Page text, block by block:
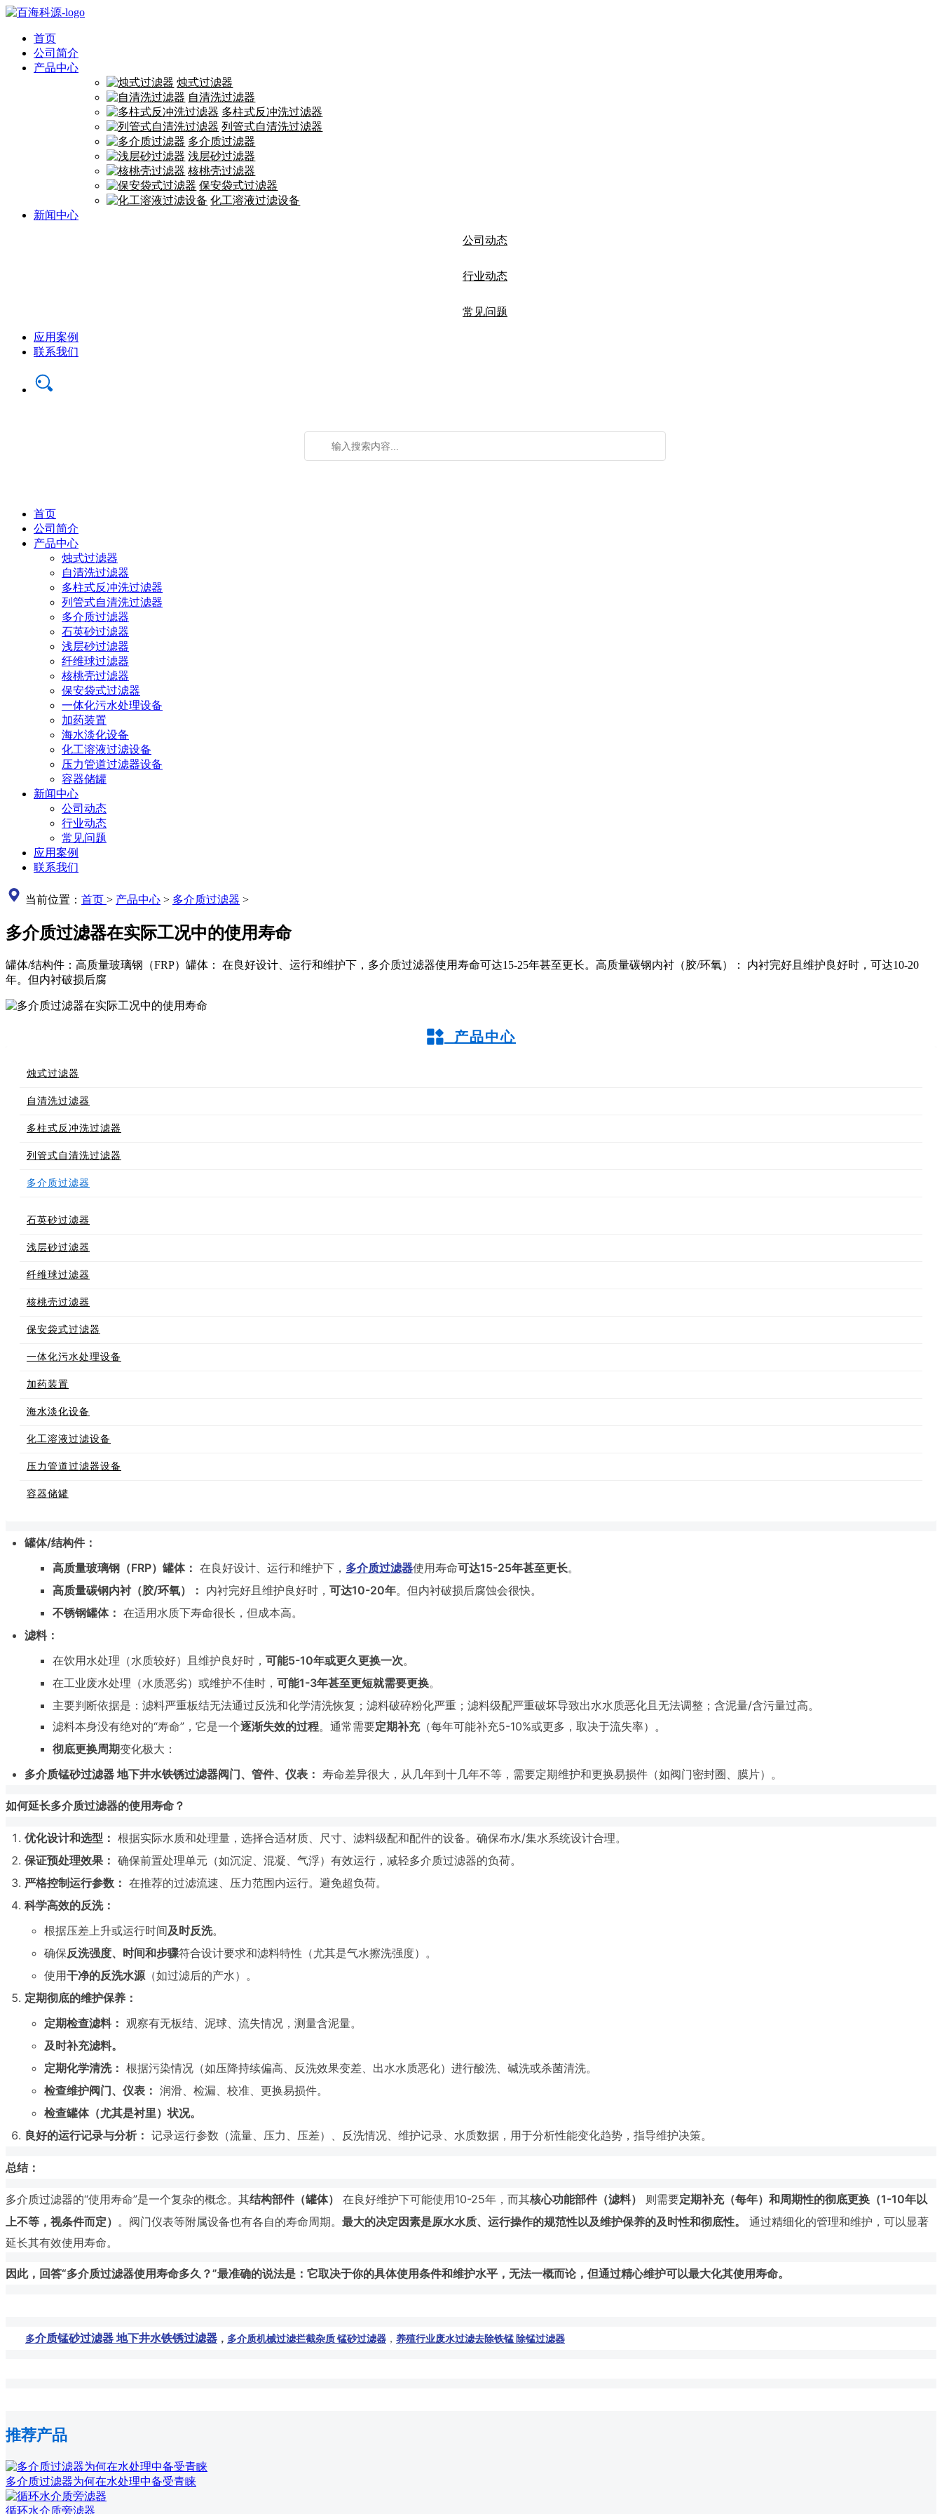
首页
公司简介
产品中心
烛式过滤器
自清洗过滤器
多柱式反冲洗过滤器
列管式自清洗过滤器
多介质过滤器
浅层砂过滤器
核桃壳过滤器
保安袋式过滤器
化工溶液过滤设备
新闻中心
公司动态
行业动态
常见问题
应用案例
联系我们
首页
公司简介
产品中心
烛式过滤器
自清洗过滤器
多柱式反冲洗过滤器
列管式自清洗过滤器
多介质过滤器
石英砂过滤器
浅层砂过滤器
纤维球过滤器
核桃壳过滤器
保安袋式过滤器
一体化污水处理设备
加药装置
海水淡化设备
化工溶液过滤设备
压力管道过滤器设备
容器储罐
新闻中心
公司动态
行业动态
常见问题
应用案例
联系我们
当前位置： 首页 > 产品中心 > 多介质过滤器 >
多介质过滤器在实际工况中的使用寿命
罐体/结构件：高质量玻璃钢（FRP）罐体： 在良好设计、运行和维护下，多介质过滤器使用寿命可达15-25年甚至更长。高质量碳钢内衬（胶/环氧）： 内衬完好且维护良好时，可达10-20
年。但内衬破损后腐
产品中心
烛式过滤器
自清洗过滤器
多柱式反冲洗过滤器
列管式自清洗过滤器
多介质过滤器
石英砂过滤器
浅层砂过滤器
纤维球过滤器
核桃壳过滤器
保安袋式过滤器
一体化污水处理设备
加药装置
海水淡化设备
化工溶液过滤设备
压力管道过滤器设备
容器储罐
罐体/结构件：
高质量玻璃钢（FRP）罐体： 在良好设计、运行和维护下， 多介质过滤器使用寿命可达15-25年甚至更长。
高质量碳钢内衬（胶/环氧）： 内衬完好且维护良好时，可达10-20年。但内衬破损后腐蚀会很快。
不锈钢罐体： 在适用水质下寿命很长，但成本高。
滤料：
在饮用水处理（水质较好）且维护良好时，可能5-10年或更久更换一次。
在工业废水处理（水质恶劣）或维护不佳时，可能1-3年甚至更短就需要更换。
主要判断依据是：滤料严重板结无法通过反洗和化学清洗恢复；滤料破碎粉化严重；滤料级配严重破坏导致出水水质恶化且无法调整；含泥量/含污量过高。
滤料本身没有绝对的“寿命”，它是一个逐渐失效的过程。通常需要定期补充（每年可能补充5-10%或更多，取决于流失率）。
彻底更换周期变化极大：
多介质锰砂过滤器 地下井水铁锈过滤器阀门、管件、仪表： 寿命差异很大，从几年到十几年不等，需要定期维护和更换易损件（如阀门密封圈、膜片）。
如何延长多介质过滤器的使用寿命？
优化设计和选型： 根据实际水质和处理量，选择合适材质、尺寸、滤料级配和配件的设备。确保布水/集水系统设计合理。
保证预处理效果： 确保前置处理单元（如沉淀、混凝、气浮）有效运行，减轻多介质过滤器的负荷。
严格控制运行参数： 在推荐的过滤流速、压力范围内运行。避免超负荷。
科学高效的反洗：
根据压差上升或运行时间及时反洗。
确保反洗强度、时间和步骤符合设计要求和滤料特性（尤其是气水擦洗强度）。
使用干净的反洗水源（如过滤后的产水）。
定期彻底的维护保养：
定期检查滤料： 观察有无板结、泥球、流失情况，测量含泥量。
及时补充滤料。
定期化学清洗： 根据污染情况（如压降持续偏高、反洗效果变差、出水水质恶化）进行酸洗、碱洗或杀菌清洗。
检查维护阀门、仪表： 润滑、检漏、校准、更换易损件。
检查罐体（尤其是衬里）状况。
良好的运行记录与分析： 记录运行参数（流量、压力、压差）、反洗情况、维护记录、水质数据，用于分析性能变化趋势，指导维护决策。
总结：
多介质过滤器的“使用寿命”是一个复杂的概念。其结构部件（罐体） 在良好维护下可能使用10-25年，而其核心功能部件（滤料） 则需要定期补充（每年）和周期性的彻底更换（1-10年以
上不等，视条件而定） 。阀门仪表等附属设备也有各自的寿命周期。 最大的决定因素是原水水质、运行操作的规范性以及维护保养的及时性和彻底性。
通过精细化的管理和维护，可以显著
延长其有效使用寿命。
因此，回答“多介质过滤器使用寿命多久？”最准确的说法是：它取决于你的具体使用条件和维护水平，无法一概而论，但通过精心维护可以最大化其使用寿命。
多介质锰砂过滤器 地下井水铁锈过滤器 ， 多介质机械过滤拦截杂质 锰砂过滤器 ， 养殖行业废水过滤去除铁锰 除锰过滤器
推荐产品
多介质过滤器为何在水处理中备受青睐
循环水介质旁滤器